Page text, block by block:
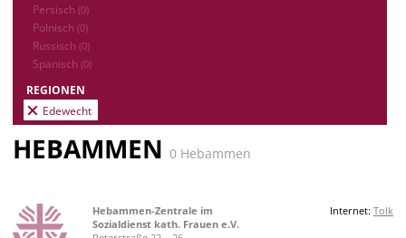
Persisch (0)
Polnisch (0)
Russisch (0)
Spanisch (0)
REGIONEN
Edewecht
HEBAMMEN 0 Hebammen
Internet: Tolk
Hebammen-Zentrale im
Sozialdienst kath. Frauen e.V.